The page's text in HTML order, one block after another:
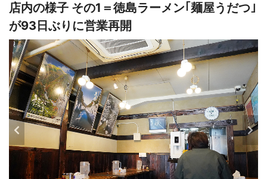
店内の様子 その1＝徳島ラーメン｢麺屋うだつ｣
が93日ぶりに営業再開